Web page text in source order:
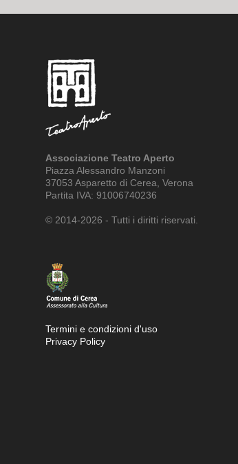
Associazione Teatro Aperto
Piazza Alessandro Manzoni
37053 Asparetto di Cerea, Verona
Partita IVA: 91006740236
© 2014-2026 - Tutti i diritti riservati.
Termini e condizioni d'uso
Privacy Policy